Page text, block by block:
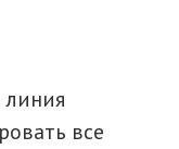
линия
все